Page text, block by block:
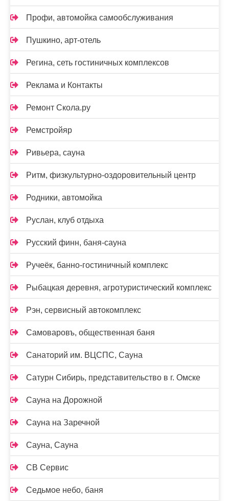
Профи, автомойка самообслуживания
Пушкино, арт-отель
Регина, сеть гостиничных комплексов
Реклама и Контакты
Ремонт Скола.ру
Ремстройяр
Ривьера, сауна
Ритм, физкультурно-оздоровительный центр
Родники, автомойка
Руслан, клуб отдыха
Русский финн, баня-сауна
Ручеёк, банно-гостиничный комплекс
Рыбацкая деревня, агротуристический комплекс
Рэн, сервисный автокомплекс
Самоваровъ, общественная баня
Санаторий им. ВЦСПС, Сауна
Сатурн Сибирь, представительство в г. Омске
Сауна на Дорожной
Сауна на Заречной
Сауна, Сауна
СВ Сервис
Седьмое небо, баня